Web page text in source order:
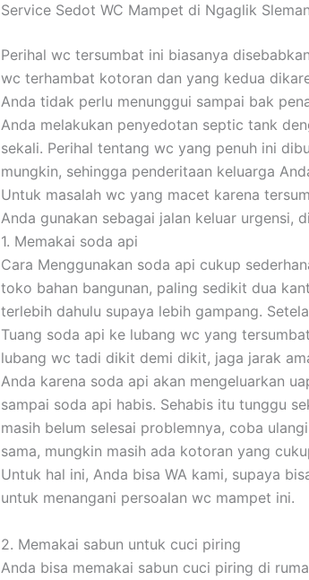
Service Sedot WC Mampet di Ngaglik
Perihal wc tersumbat ini biasanya
wc terhambat kotoran dan yang kedua
Anda tidak perlu menunggui sampai bak
Anda melakukan penyedotan septic tank
sekali. Perihal tentang wc yang penuh ini
mungkin, sehingga penderitaan keluarga
Untuk masalah wc yang macet karena
Anda gunakan sebagai jalan keluar urgensi,
1. Memakai soda api
Cara Menggunakan soda api cukup
toko bahan bangunan, paling sedikit dua
terlebih dahulu supaya lebih gampang.
Tuang soda api ke lubang wc yang
lubang wc tadi dikit demi dikit, jaga jarak
Anda karena soda api akan mengeluarkan
sampai soda api habis. Sehabis itu tunggu
masih belum selesai problemnya, coba
sama, mungkin masih ada kotoran yang
Untuk hal ini, Anda bisa WA kami, supaya
untuk menangani persoalan wc mampet ini.
2. Memakai sabun untuk cuci piring
Anda bisa memakai sabun cuci piring di